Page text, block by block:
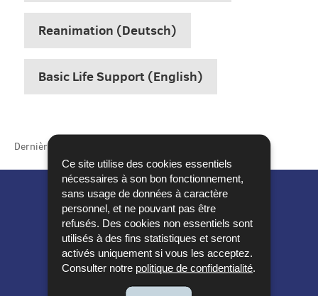
Ce site utilise des cookies essentiels
nécessaires à son bon fonctionnement,
sans usage de données à caractère
personnel, et ne pouvant pas être
refusés. Des cookies non essentiels sont
utilisés à des fins statistiques et seront
activés uniquement si vous les acceptez.
Consulter notre politique de confidentialité.
Reanimation (Deutsch)
Basic Life Support (English)
Dernière mise à jour